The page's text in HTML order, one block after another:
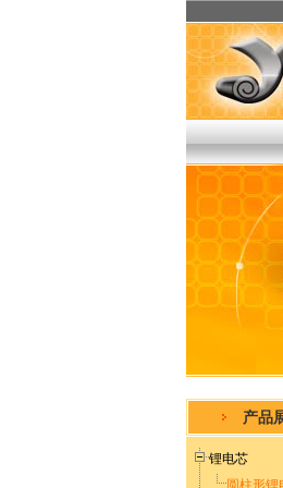
产品
锂电芯
圆柱形锂